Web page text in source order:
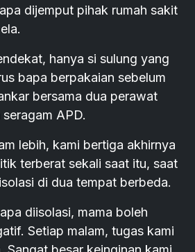
dijemput pihak rumah sakit
hanya si sulung yang
bapa berpakaian sebelum
bersama dua perawat
APD.
lebih, kami bertiga akhirnya
terberat sekali saat itu, saat
di dua tempat berbeda.
diisolasi, mama boleh
Setiap malam, tugas kami